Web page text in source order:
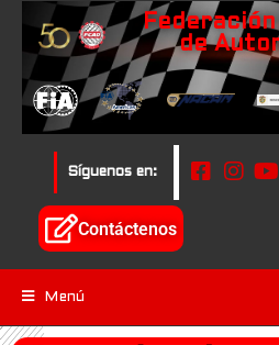
Federación
de
Síguenos en:
Contáctenos
Menú